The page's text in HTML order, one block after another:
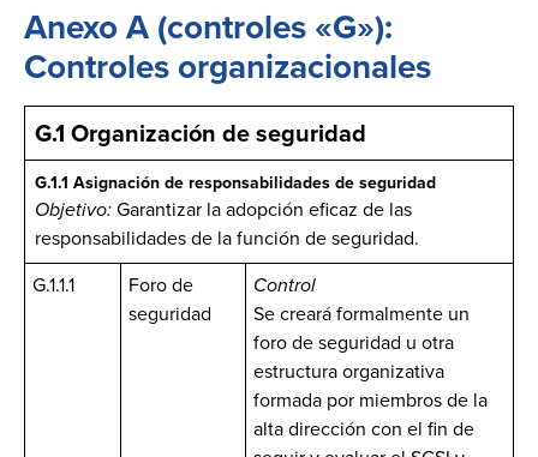
Anexo A (controles «G»):
Controles organizacionales
G.1 Organización de seguridad
G.1.1 Asignación de responsabilidades de seguridad
Objetivo:Garantizar la adopción eficaz de las
responsabilidades de la función de seguridad.
G.1.1.1
Foro de
seguridad
Control
Se creará formalmente un
foro de seguridad u otra
estructura organizativa
formada por miembros de la
alta dirección con el fin de